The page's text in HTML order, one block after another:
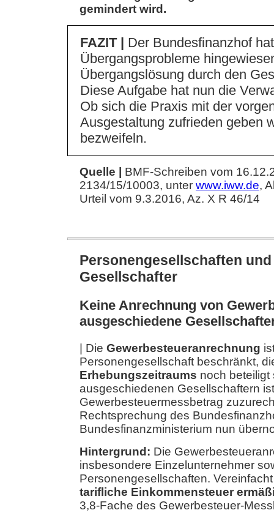
gemindert wird.
FAZIT | Der Bundesfinanzhof
Übergangsprobleme
Übergangslösung durch den
Diese Aufgabe hat nun die
Ob sich die Praxis mit der
Ausgestaltung zufrieden geben
bezweifeln.
Quelle | BMF-Schreiben vom
2134/15/10003, unter www.iww.de,
Urteil vom 9.3.2016, Az. X R 46/14
Personengesellschaften
Gesellschafter
Keine Anrechnung von
ausgeschiedene
| Die Gewerbesteueranrechnung
Personengesellschaft beschränkt,
Erhebungszeitraums noch beteiligt
ausgeschiedenen Gesellschaftern
Gewerbesteuermessbetrag
Rechtsprechung des
Bundesfinanzministerium nun
Hintergrund: Die
insbesondere Einzelunternehmer
Personengesellschaften.
tarifliche Einkommensteuer
3,8-Fache des Gewerbesteuer-